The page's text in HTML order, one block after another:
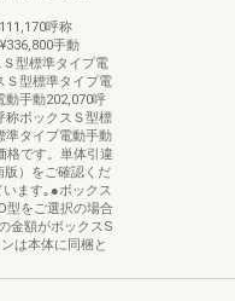
呼称
手動
型標準タイプ電
Ｓ型標準タイプ電
動手動202,070呼
称ボックスＳ型標
準タイプ電動手動
格です。単体引違
版）をご確認くだ
ます｡●ボックス
型をご選択の場合
金額がボックスS
は本体に同梱と